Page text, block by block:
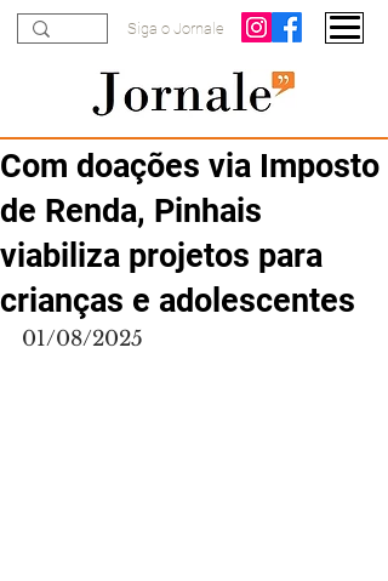
Siga o Jornale
Com doações via Imposto
de Renda, Pinhais
viabiliza projetos para
crianças e adolescentes
01/08/2025